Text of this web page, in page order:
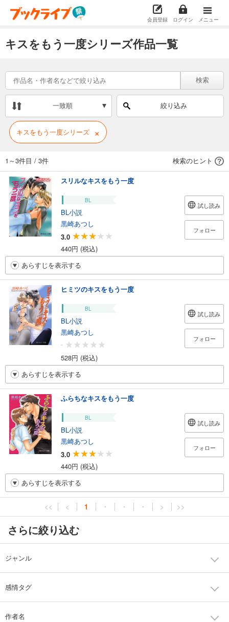
会員登録 ログイン メニュー
キスをもう一度シリーズ作品一覧
検索
一致順 絞り込み
キスをもう一度シリーズ ×
1～3件目 / 3件 検索のヒント
スリルなキスをもう一度
BL
BL小説
黒崎あつし
3.0
440円 (税込)
試し読み
フォロー
あらすじを表示する
ヒミツのキスをもう一度
BL
BL小説
黒崎あつし
-
528円 (税込)
試し読み
フォロー
あらすじを表示する
ふらちなキスをもう一度
BL
BL小説
黒崎あつし
3.0
440円 (税込)
試し読み
フォロー
あらすじを表示する
<< < 1 ・ ・ ・ > >>
さらに絞り込む
ジャンル
感情タグ
作者名